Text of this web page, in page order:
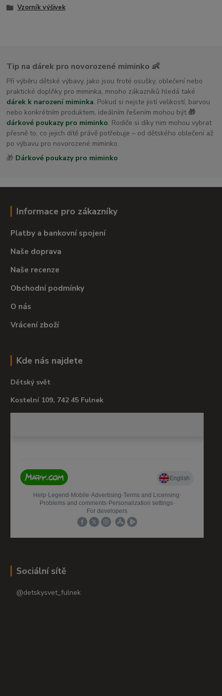
Vzorník výšivek
Tip na dárek pro novorozené miminko 👶
Při výběru dětské výbavy, jako jsou froté osušky, oblečení nebo
praktické doplňky pro miminka, mnoho zákazníků hledá také
dárek k narození miminka. Pokud si nejste jistí velikostí, barvou
nebo konkrétním produktem, ideálním řešením mohou být 🎁
dárkové poukazy pro miminko. Rodiče si díky nim mohou vybrat
přesně to, co jejich dítě právě potřebuje – od dětského oblečení až
po výbavu pro novorozené miminko.
🎁 Dárkové poukazy pro miminko
Informace pro zákazníky
Platby a bankovní spojení
Naše doprava
Naše recenze
Obchodní podmínky
O nás
Vrácení zboží
Kde nás najdete
Dětský svět
Kostelní 109, 742 45 Fulnek
Sociální sítě
@detskysvet_fulnek